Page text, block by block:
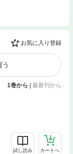
お気に入り登録
1巻から | 最新刊から
試し読み カートへ